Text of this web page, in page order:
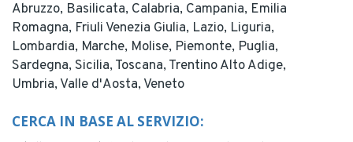
Abruzzo, Basilicata, Calabria, Campania, Emilia
Romagna, Friuli Venezia Giulia, Lazio, Liguria,
Lombardia, Marche, Molise, Piemonte, Puglia,
Sardegna, Sicilia, Toscana, Trentino Alto Adige,
Umbria, Valle d'Aosta, Veneto
CERCA IN BASE AL SERVIZIO: